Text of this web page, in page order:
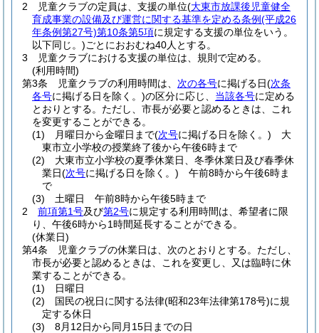
2
児童クラブの定員は、支援の単位(大東市放課後児童健全
育成事業の設備及び運営に関する基準を定める条例(平成26
年条例第27号)第10条第5項に規定する支援の単位をいう。
以下同じ。)ごとにおおむね40人とする。
3
児童クラブにおける支援の単位は、規則で定める。
(利用時間)
第3条
児童クラブの利用時間は、 次の各号に掲げる日(次条
各号に掲げる日を除く。)の区分に応じ、 当該各号に定める
とおりとする。 ただし、市長が必要と認めるときは、これ
を変更することができる。
(1)
月曜日から金曜日まで(次号に掲げる日を除く。) 大
東市立小学校の授業終了後から午後6時まで
(2)
大東市立小学校の夏季休業日、冬季休業日及び春季休
業日(次号に掲げる日を除く。) 午前8時から午後6時ま
で
(3)
土曜日 午前8時から午後5時まで
2
前項第1号及び第2号に規定する利用時間は、希望者に限
り、午後6時から1時間延長することができる。
(休業日)
第4条
児童クラブの休業日は、次のとおりとする。 ただし、
市長が必要と認めるときは、これを変更し、又は臨時に休
業することができる。
(1)
日曜日
(2)
国民の祝日に関する法律(昭和23年法律第178号)に規
定する休日
(3)
8月12日から同月15日までの日